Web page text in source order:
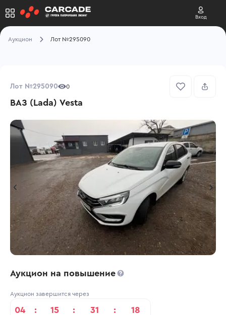
Вход
Аукцион Лот №295090
Лот №295090 0
ВАЗ (Lada) Vesta
Аукцион на повышение
Аукцион завершится через
04 : 15 : 31 : 17